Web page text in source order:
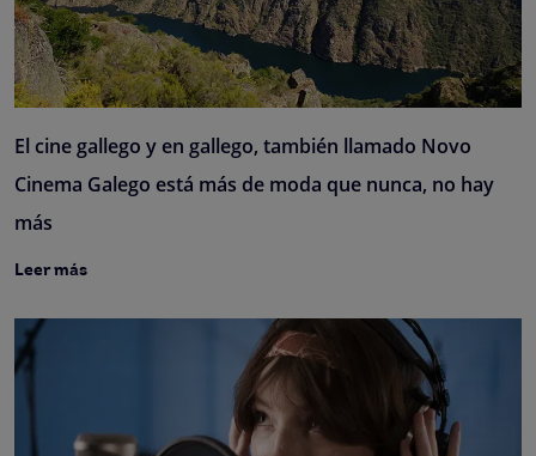
El cine gallego y en gallego, también llamado Novo
Cinema Galego está más de moda que nunca, no hay
más
Leer más